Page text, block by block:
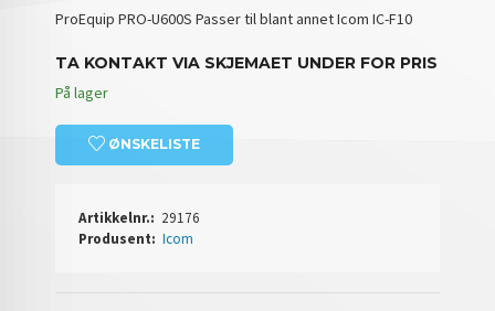
ProEquip PRO-U600S Passer til blant annet Icom IC-F10
TA KONTAKT VIA SKJEMAET UNDER FOR PRIS
På lager
ØNSKELISTE
Artikkelnr.: 29176
Produsent: Icom